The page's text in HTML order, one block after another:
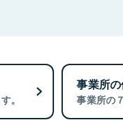
。
事業所
事業所の